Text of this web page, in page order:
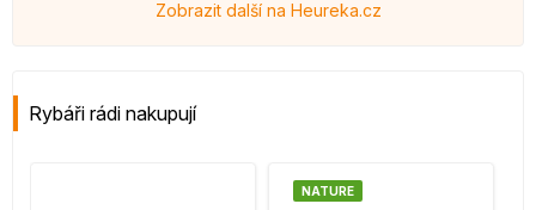
Zobrazit další na Heureka.cz
Rybáři rádi nakupují
NATURE